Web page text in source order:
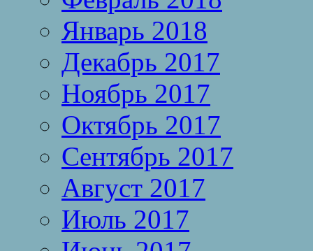
Январь 2018
Декабрь 2017
Ноябрь 2017
Октябрь 2017
Сентябрь 2017
Август 2017
Июль 2017